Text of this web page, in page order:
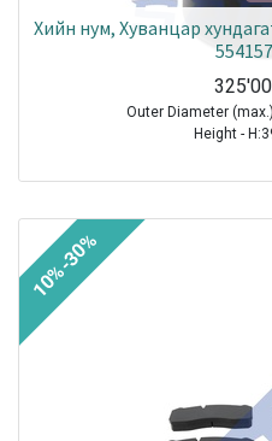
Хийн нум, Хуванцар
Outer Diameter
Height -
TRAILER|ROR-
10%-30%